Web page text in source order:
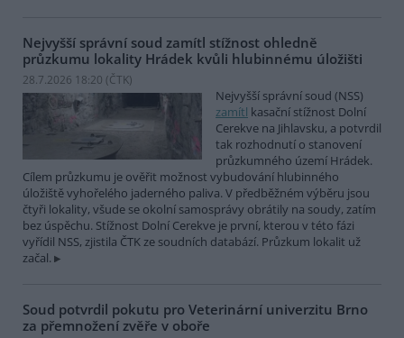
Nejvyšší správní soud zamítl stížnost ohledně
průzkumu lokality Hrádek kvůli hlubinnému úložišti
28.7.2026 18:20 (ČTK)
Nejvyšší správní soud (NSS)
zamítl kasační stížnost Dolní
Cerekve na Jihlavsku, a potvrdil
tak rozhodnutí o stanovení
průzkumného území Hrádek.
Cílem průzkumu je ověřit možnost vybudování hlubinného
úložiště vyhořelého jaderného paliva. V předběžném výběru jsou
čtyři lokality, všude se okolní samosprávy obrátily na soudy, zatím
bez úspěchu. Stížnost Dolní Cerekve je první, kterou v této fázi
vyřídil NSS, zjistila ČTK ze soudních databází. Průzkum lokalit už
začal.
Soud potvrdil pokutu pro Veterinární univerzitu Brno
za přemnožení zvěře v oboře